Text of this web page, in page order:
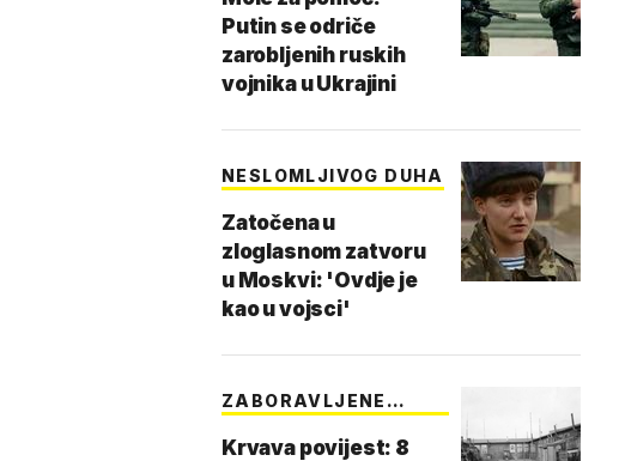
Putin se odriče
zarobljenih ruskih
vojnika u Ukrajini
NESLOMLJIVOG DUHA
Zatočena u
zloglasnom zatvoru
u Moskvi: 'Ovdje je
kao u vojsci'
ZABORAVLJENE
Krvava povijest: 8